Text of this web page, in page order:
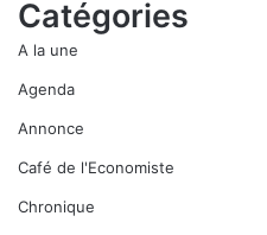
Catégories
A la une
Agenda
Annonce
Café de l'Economiste
Chronique